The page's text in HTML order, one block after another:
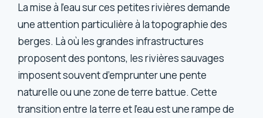
La mise à l’eau sur ces petites rivières demande
une attention particulière à la topographie des
berges. Là où les grandes infrastructures
proposent des pontons, les rivières sauvages
imposent souvent d’emprunter une pente
naturelle ou une zone de terre battue. Cette
transition entre la terre et l’eau est une rampe de